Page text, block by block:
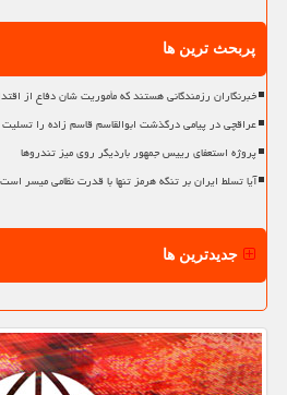
پربحث ترین ها
خبرنگاران رزمندگانی هستند که مأموریت شان دفاع از
عراقچی در پیامی درگذشت ابوالقاسم قاسم زاده را
پروژه استعفای رییس جمهور باردیگر روی میز تندروها
آیا تسلط ایران بر تنگه هرمز تنها با قدرت نظامی میسر
جدیدترین ها